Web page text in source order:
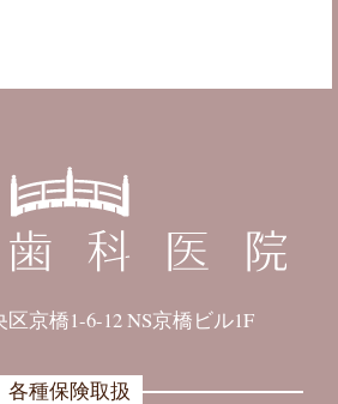
京橋1-6-12 NS京橋ビル1F
各種保険取扱